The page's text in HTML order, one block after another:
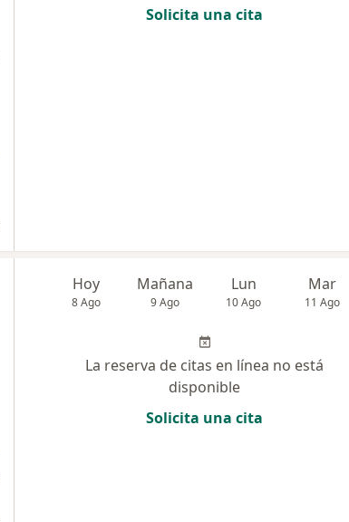
Solicita una cita
Hoy
8 Ago
Mañana
9 Ago
Lun
10 Ago
Mar
11 Ago
La reserva de citas en línea no está
disponible
Solicita una cita